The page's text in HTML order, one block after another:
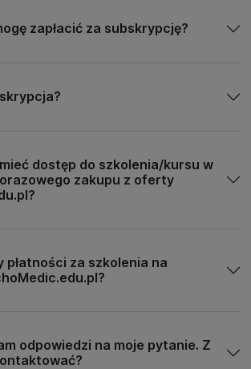
zapłacić za subskrypcję?
dostęp do szkolenia/kursu w
zakupu z oferty
płatności za szkolenia na
odpowiedzi na moje pytanie. Z